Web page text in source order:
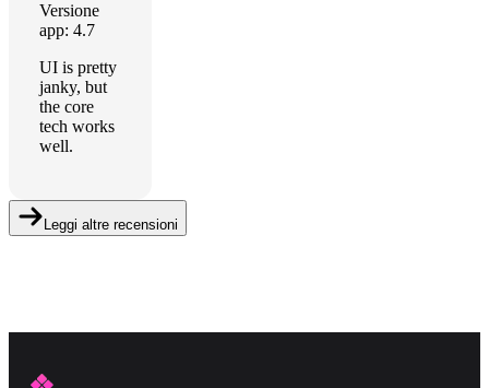
Versione
app: 4.7
UI is pretty
janky, but
the core
tech works
well.
Leggi altre recensioni